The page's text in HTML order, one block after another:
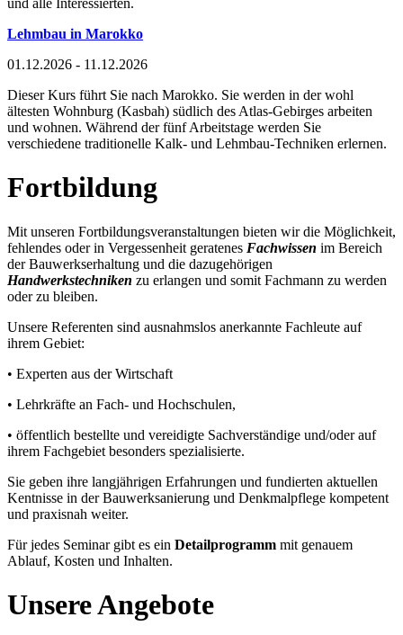
und alle Interessierten.
Lehmbau in Marokko
01.12.2026 - 11.12.2026
Dieser Kurs führt Sie nach Marokko. Sie werden in der wohl
ältesten Wohnburg (Kasbah) südlich des Atlas-Gebirges arbeiten
und wohnen. Während der fünf Arbeitstage werden Sie
verschiedene traditionelle Kalk- und Lehmbau-Techniken erlernen.
Fortbildung
Mit unseren Fortbildungsveranstaltungen bieten wir die Möglichkeit,
fehlendes oder in Vergessenheit geratenes Fachwissen im Bereich
der Bauwerkserhaltung und die dazugehörigen
Handwerkstechniken zu erlangen und somit Fachmann zu werden
oder zu bleiben.
Unsere Referenten sind ausnahmslos anerkannte Fachleute auf
ihrem Gebiet:
• Experten aus der Wirtschaft
• Lehrkräfte an Fach- und Hochschulen,
• öffentlich bestellte und vereidigte Sachverständige und/oder auf
ihrem Fachgebiet besonders spezialisierte.
Sie geben ihre langjährigen Erfahrungen und fundierten aktuellen
Kentnisse in der Bauwerksanierung und Denkmalpflege kompetent
und praxisnah weiter.
Für jedes Seminar gibt es ein Detailprogramm mit genauem
Ablauf, Kosten und Inhalten.
Unsere Angebote